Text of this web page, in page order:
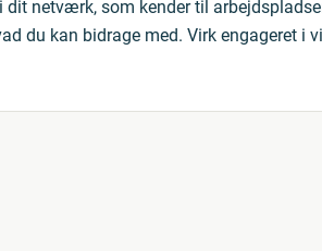
dit netværk, som kender til
du kan bidrage med. Virk engageret i